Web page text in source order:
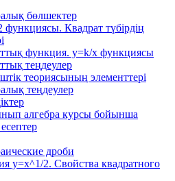
бөлшектер
функциясы. Квадрат түбірдің
функция. у=k/x функциясы
теңдеулер
теориясының элементтері
теңдеулер
алгебра курсы бойынша
дроби
y=x^1/2. Свойства квадратного